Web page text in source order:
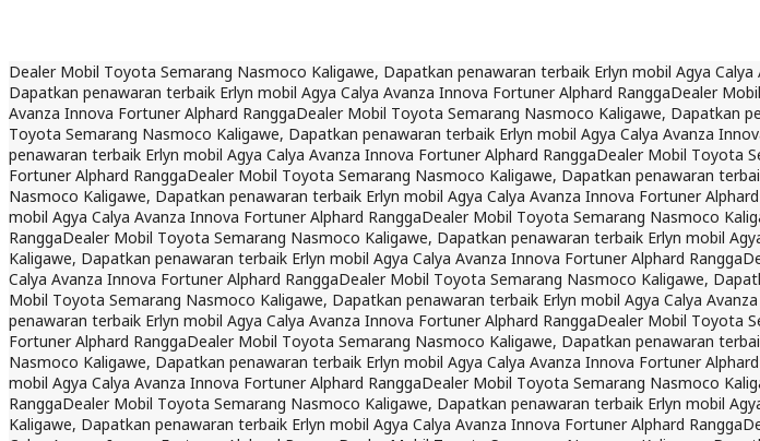
Dealer Mobil Toyota Semarang Nasmoco Kaligawe, Dapatkan penawaran terbaik Erlyn mobil Agya
Dapatkan penawaran terbaik Erlyn mobil Agya Calya Avanza Innova Fortuner Alphard RanggaDealer
Avanza Innova Fortuner Alphard RanggaDealer Mobil Toyota Semarang Nasmoco Kaligawe, Dapatkan
Toyota Semarang Nasmoco Kaligawe, Dapatkan penawaran terbaik Erlyn mobil Agya Calya Avanza
penawaran terbaik Erlyn mobil Agya Calya Avanza Innova Fortuner Alphard RanggaDealer Mobil Toyota
Fortuner Alphard RanggaDealer Mobil Toyota Semarang Nasmoco Kaligawe, Dapatkan penawaran
Nasmoco Kaligawe, Dapatkan penawaran terbaik Erlyn mobil Agya Calya Avanza Innova Fortuner
mobil Agya Calya Avanza Innova Fortuner Alphard RanggaDealer Mobil Toyota Semarang Nasmoco
RanggaDealer Mobil Toyota Semarang Nasmoco Kaligawe, Dapatkan penawaran terbaik Erlyn mobil
Kaligawe, Dapatkan penawaran terbaik Erlyn mobil Agya Calya Avanza Innova Fortuner Alphard Rangga
Calya Avanza Innova Fortuner Alphard RanggaDealer Mobil Toyota Semarang Nasmoco Kaligawe,
Mobil Toyota Semarang Nasmoco Kaligawe, Dapatkan penawaran terbaik Erlyn mobil Agya Calya
penawaran terbaik Erlyn mobil Agya Calya Avanza Innova Fortuner Alphard RanggaDealer Mobil Toyota
Fortuner Alphard RanggaDealer Mobil Toyota Semarang Nasmoco Kaligawe, Dapatkan penawaran
Nasmoco Kaligawe, Dapatkan penawaran terbaik Erlyn mobil Agya Calya Avanza Innova Fortuner
mobil Agya Calya Avanza Innova Fortuner Alphard RanggaDealer Mobil Toyota Semarang Nasmoco
RanggaDealer Mobil Toyota Semarang Nasmoco Kaligawe, Dapatkan penawaran terbaik Erlyn mobil
Kaligawe, Dapatkan penawaran terbaik Erlyn mobil Agya Calya Avanza Innova Fortuner Alphard Rangga